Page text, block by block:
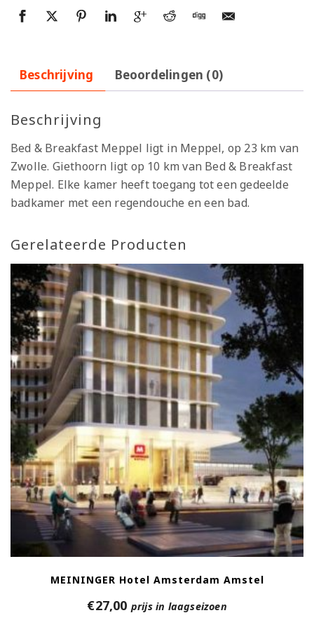
Beschrijving Beoordelingen (0)
Beschrijving
Bed & Breakfast Meppel ligt in Meppel, op 23 km van
Zwolle. Giethoorn ligt op 10 km van Bed & Breakfast
Meppel. Elke kamer heeft toegang tot een gedeelde
badkamer met een regendouche en een bad.
Gerelateerde Producten
MEININGER Hotel Amsterdam Amstel
€27,00 prijs in laagseizoen